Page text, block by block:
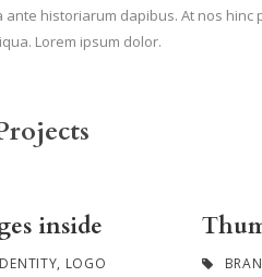
ante historiarum dapibus. At nos
Lorem ipsum dolor.
inside
, LOGO